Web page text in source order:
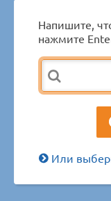
Напишите,
нажмите
Или